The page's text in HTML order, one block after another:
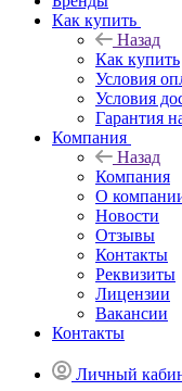
Как купить
Назад
Как купить
Условия
Условия
Гарантия
Компания
Назад
Компания
О
Новости
Отзывы
Контакты
Реквизиты
Лицензии
Вакансии
Контакты
Личный